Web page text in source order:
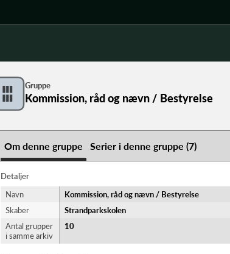
Gruppe
Kommission, råd og nævn / Bestyrelse
Om denne gruppe Serier i denne gruppe (7)
Detaljer
Navn
Kommission, råd og nævn / Bestyrelse
Skaber
Strandparkskolen
Antal grupper
i samme arkiv
10